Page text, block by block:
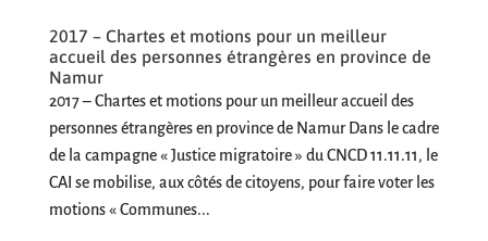
2017 – Chartes et motions pour un meilleur
accueil des personnes étrangères en province de
Namur
2017 – Chartes et motions pour un meilleur accueil des
personnes étrangères en province de Namur Dans le cadre
de la campagne « Justice migratoire » du CNCD 11.11.11, le
CAI se mobilise, aux côtés de citoyens, pour faire voter les
motions « Communes...